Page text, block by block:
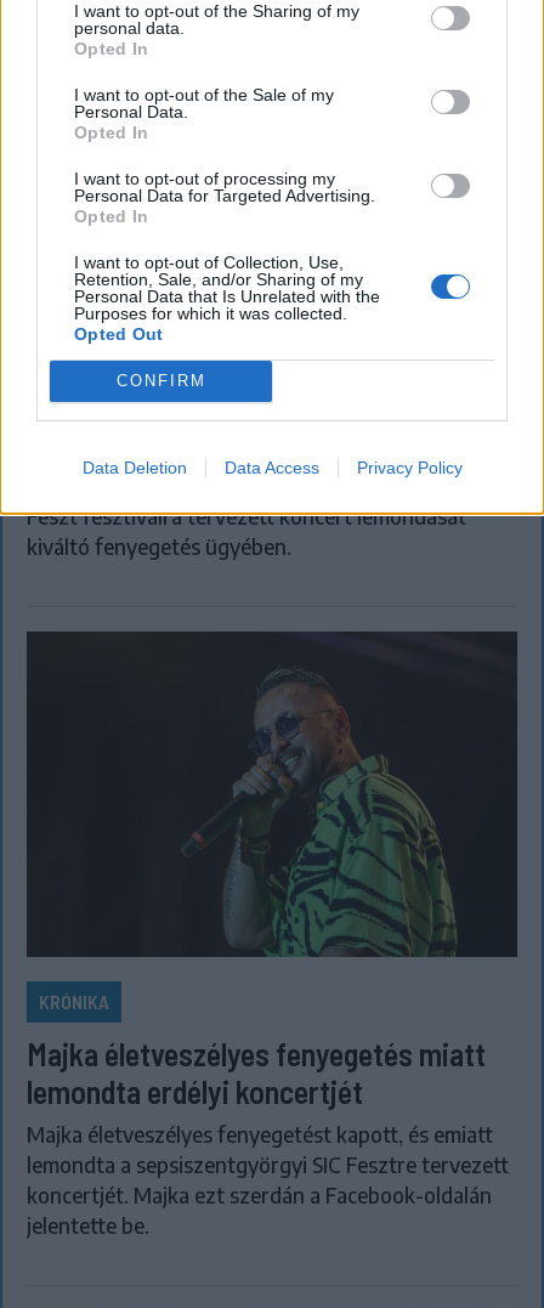
I want to opt-out of the Sharing of my
personal data.
Opted In
I want to opt-out of the Sale of my
Personal Data.
Opted In
I want to opt-out of processing my
Personal Data for Targeted Advertising.
Opted In
I want to opt-out of Collection, Use,
Retention, Sale, and/or Sharing of my
Personal Data that Is Unrelated with the
Purposes for which it was collected.
Opted Out
CONFIRM
Data Deletion Data Access Privacy Policy
KRÓNIKA
Büntetőfeljelentést tett Majka ügyvédje
a romániai telefonszámról érkezett
fenyegetés miatt
Büntetőfeljelentést tett csütörtökön Majka
romániai jogi képviselője a sepsiszentgyörgyi Sic
Feszt fesztiválra tervezett koncert lemondását
kiváltó fenyegetés ügyében.
KRÓNIKA
Majka életveszélyes fenyegetés miatt
lemondta erdélyi koncertjét
Majka életveszélyes fenyegetést kapott, és emiatt
lemondta a sepsiszentgyörgyi SIC Fesztre tervezett
koncertjét. Majka ezt szerdán a Facebook-oldalán
jelentette be.